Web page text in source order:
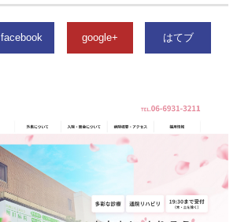
facebook google+ はてブ